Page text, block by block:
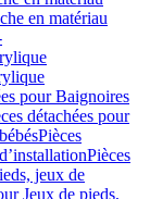
en matériau
pour Baignoires
détachées pour
Pièces
Pièces
jeux de
Jeux de pieds,